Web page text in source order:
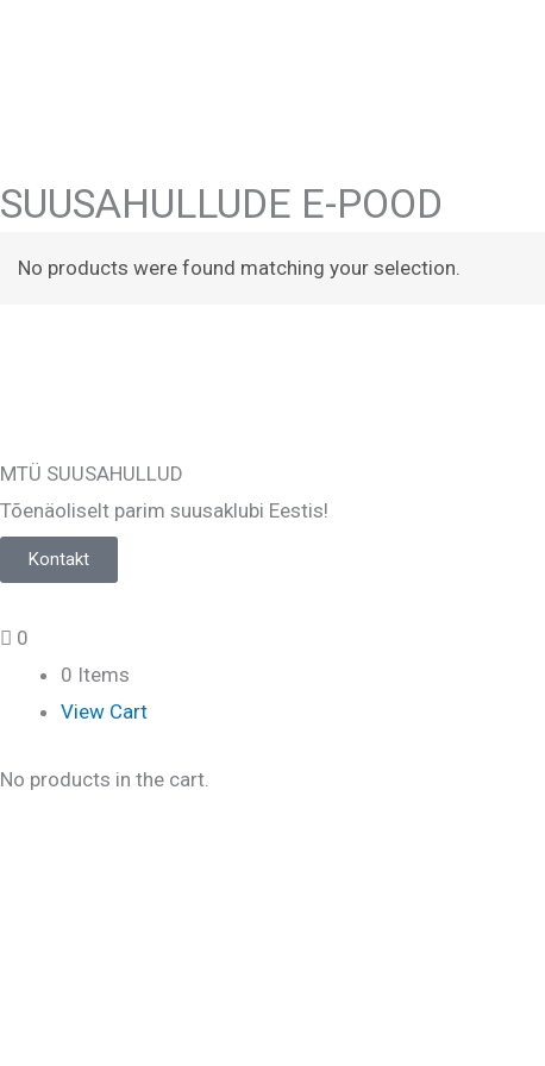
SUUSAHULLUDE E-POOD
No products were found matching your selection.
MTÜ SUUSAHULLUD
Tõenäoliselt parim suusaklubi Eestis!
Kontakt
0
0 Items
View Cart
No products in the cart.